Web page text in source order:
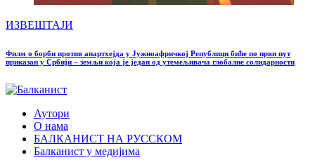
ИЗВЕШТАЈИ
Филм о борби против апартхејда у Јужноафричкој Републици биће по први пут
приказан у Србији – земљи која је један од утемељивача глобалне солидарности
Аутори
О нама
БАЛКАНИСТ НА РУССКОМ
Балканист у медијима